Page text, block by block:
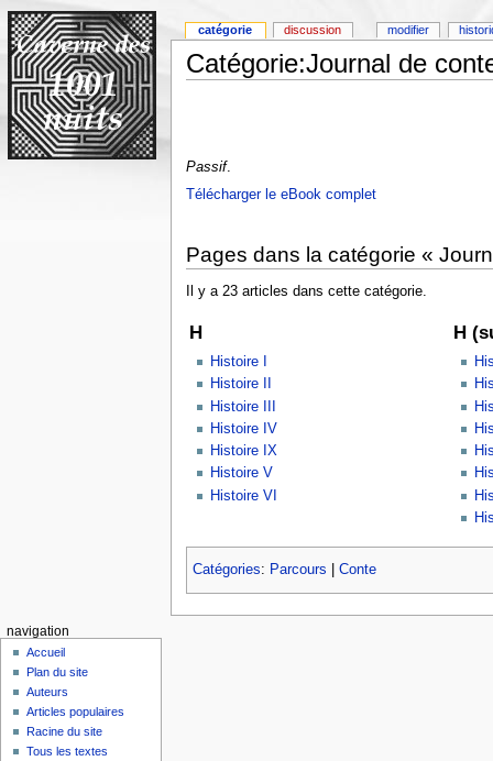
Catégorie:Journal de
Passif.
Télécharger le eBook complet
Pages dans la catégorie «
Il y a 23 articles dans cette catégorie.
H
Histoire I
Histoire II
Histoire III
Histoire IV
Histoire IX
Histoire V
Histoire VI
H
Catégories: Parcours Conte
catégorie discussion modifier
navigation
Accueil
Plan du site
Auteurs
Articles populaires
Racine du site
Tous les textes